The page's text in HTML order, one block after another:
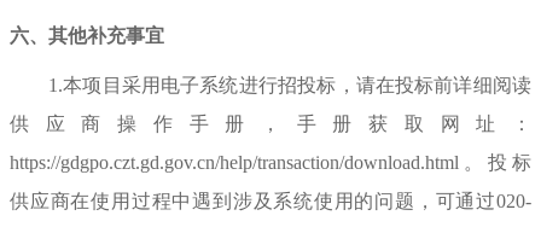
六、其他补充事宜
1.本项目采用电子系统进行招投标，请在投标前详细阅读
供应商操作手册，手册获取网址：
https://gdgpo.czt.gd.gov.cn/help/transaction/download.html。投标
供应商在使用过程中遇到涉及系统使用的问题，可通过020-